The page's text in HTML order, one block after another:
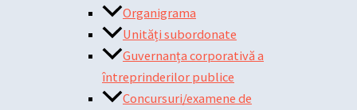
Organigrama
Unități subordonate
Guvernanța corporativă a
întreprinderilor publice
Concursuri/examene de